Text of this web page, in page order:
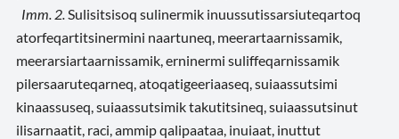
Imm. 2. Sulisitsisoq sulinermik inuussutissarsiuteqartoq
atorfeqartitsinermini naartuneq, meerartaarnissamik,
meerarsiartaarnissamik, erninermi suliffeqarnissamik
pilersaaruteqarneq, atoqatigeeriaaseq, suiaassutsimi
kinaassuseq, suiaassutsimik takutitsineq, suiaassutsinut
ilisarnaatit, raci, ammip qalipaataa, inuiaat, inuttut